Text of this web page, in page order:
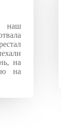
наш
на
на